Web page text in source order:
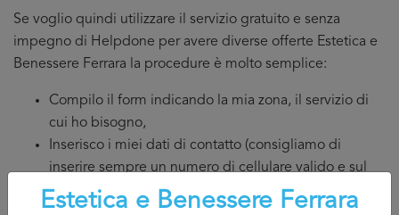
Se voglio quindi utilizzare il servizio gratuito e senza
impegno di Helpdone per avere diverse offerte Estetica e
Benessere Ferrara la procedure è molto semplice:
Compilo il form indicando la mia zona, il servizio di
cui ho bisogno,
Inserisco i miei dati di contatto (consigliamo di
inserire sempre un numero di cellulare valido e sul
quale potete rispodere senza problemi, cosi da
Estetica e Benessere Ferrara